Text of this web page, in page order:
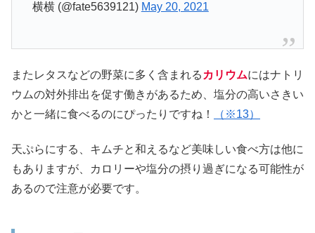
横横 (@fate5639121) May 20, 2021
またレタスなどの野菜に多く含まれる カリウムにはナトリ
ウムの対外排出を促す働きがあるため、塩分の高いさきい
かと一緒に食べるのにぴったりですね！
（※13）
天ぷらにする、キムチと和えるなど美味しい食べ方は他に
もありますが、カロリーや塩分の摂り過ぎになる可能性が
あるので注意が必要です。